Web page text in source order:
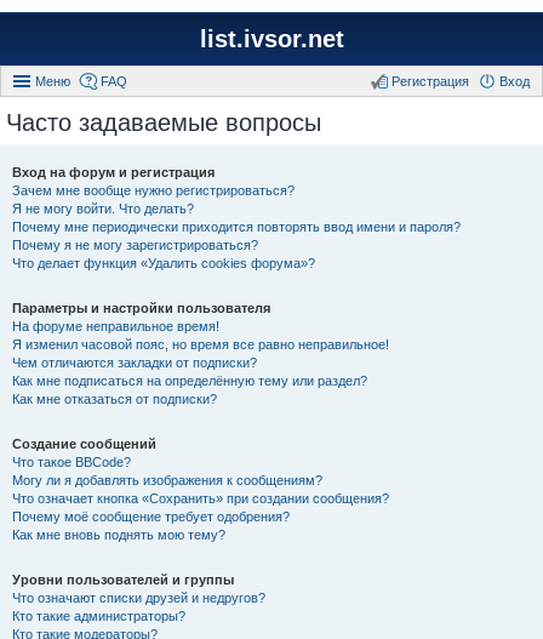
list.ivsor.net
Меню FAQ Вход
Регистрация
Часто задаваемые вопросы
Вход на форум и регистрация
Зачем мне вообще нужно регистрироваться?
Я не могу войти. Что делать?
Почему мне периодически приходится повторять ввод имени и пароля?
Почему я не могу зарегистрироваться?
Что делает функция «Удалить cookies форума»?
Параметры и настройки пользователя
На форуме неправильное время!
Я изменил часовой пояс, но время все равно неправильное!
Чем отличаются закладки от подписки?
Как мне подписаться на определённую тему или раздел?
Как мне отказаться от подписки?
Создание сообщений
Что такое BBCode?
Могу ли я добавлять изображения к сообщениям?
Что означает кнопка «Сохранить» при создании сообщения?
Почему моё сообщение требует одобрения?
Как мне вновь поднять мою тему?
Уровни пользователей и группы
Что означают списки друзей и недругов?
Кто такие администраторы?
Кто такие модераторы?